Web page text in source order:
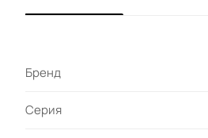
Бренд
Серия